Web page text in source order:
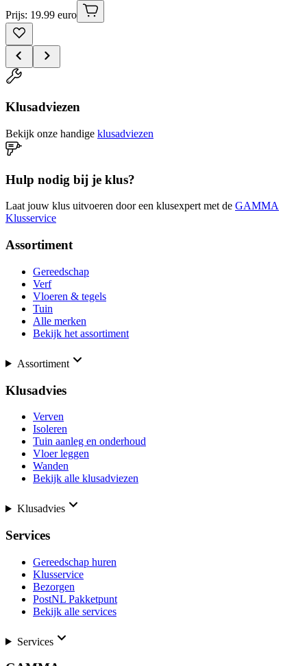
Prijs: 19.99 euro
Klusadviezen
Bekijk onze handige klusadviezen
Hulp nodig bij je klus?
Laat jouw klus uitvoeren door een klusexpert met de GAMMA
Klusservice
Assortiment
Gereedschap
Verf
Vloeren & tegels
Tuin
Alle merken
Bekijk het assortiment
Assortiment
Klusadvies
Verven
Isoleren
Tuin aanleg en onderhoud
Vloer leggen
Wanden
Bekijk alle klusadviezen
Klusadvies
Services
Gereedschap huren
Klusservice
Bezorgen
PostNL Pakketpunt
Bekijk alle services
Services